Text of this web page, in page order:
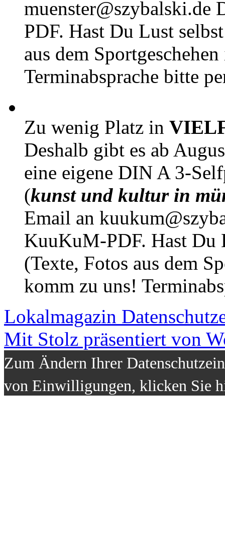
muenster@szybalski.de
PDF. Hast Du Lust
aus dem
Terminabsprache bitte
Zu wenig Platz in
Deshalb gibt es ab
eine eigene DIN A 3-
(kunst und kultur in
Email an
KuuKuM-PDF. Hast Du
(Texte, Fotos aus dem
komm zu uns!
Lokalmagazin
Mit Stolz präsentiert von
Zum Ändern Ihrer
von Einwilligungen, klicken Sie